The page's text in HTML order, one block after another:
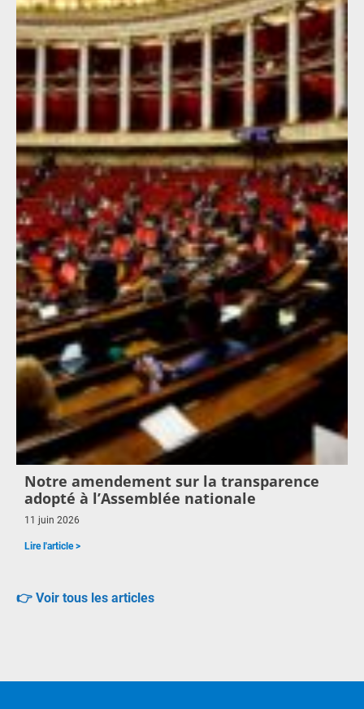
Notre amendement sur la transparence
adopté à l’Assemblée nationale
11 juin 2026
Lire l'article >
👉 Voir tous les articles